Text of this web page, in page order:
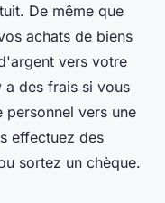
De même que
achats de biens
vers votre
des frais si vous
personnel vers une
effectuez des
sortez un chèque.